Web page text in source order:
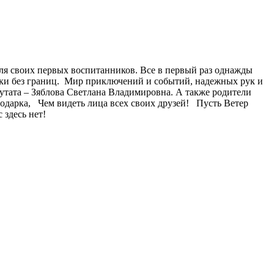
своих первых воспитанников. Все в первый раз однажды
без границ. Мир приключений и событий, надежных рук и
– Зяблова Светлана Владимировна. А также родители
Чем видеть лица всех своих друзей! Пусть Ветер
нет!